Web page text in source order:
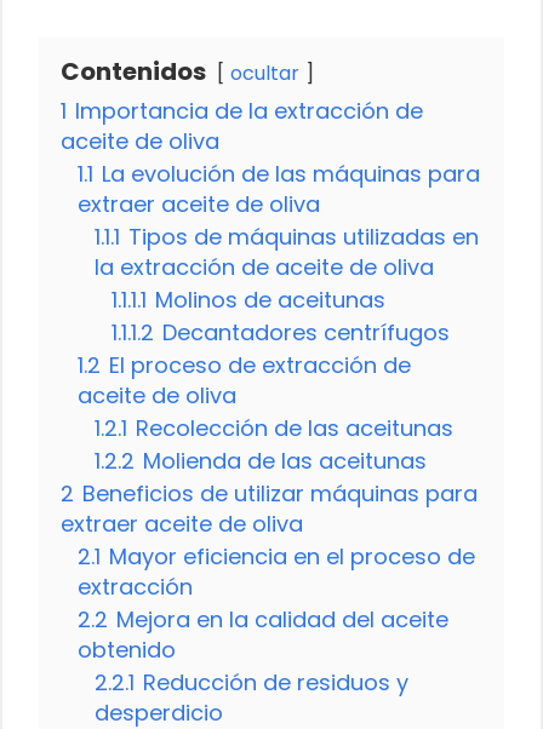
Contenidos ocultar
1 Importancia de la extracción de
aceite de oliva
1.1 La evolución de las máquinas para
extraer aceite de oliva
1.1.1 Tipos de máquinas utilizadas en
la extracción de aceite de oliva
1.1.1.1 Molinos de aceitunas
1.1.1.2 Decantadores centrífugos
1.2 El proceso de extracción de
aceite de oliva
1.2.1 Recolección de las aceitunas
1.2.2 Molienda de las aceitunas
2 Beneficios de utilizar máquinas para
extraer aceite de oliva
2.1 Mayor eficiencia en el proceso de
extracción
2.2 Mejora en la calidad del aceite
obtenido
2.2.1 Reducción de residuos y
desperdicio